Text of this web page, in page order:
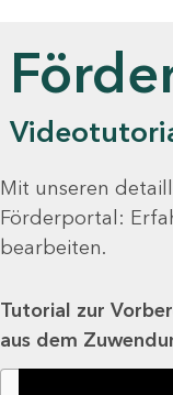
Mit unseren
Förderportal:
bearbeiten.
Tutorial zur
aus dem